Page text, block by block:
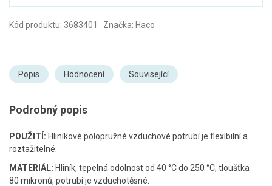
Kód produktu: 3683401 Značka: Haco
Popis Hodnocení Související
Podrobný popis
POUŽITÍ: Hliníkové polopružné vzduchové potrubí je flexibilní a
roztažitelné.
MATERIÁL: Hliník, tepelná odolnost od 40 °C do 250 °C, tloušťka
80 mikronů, potrubí je vzduchotěsné.